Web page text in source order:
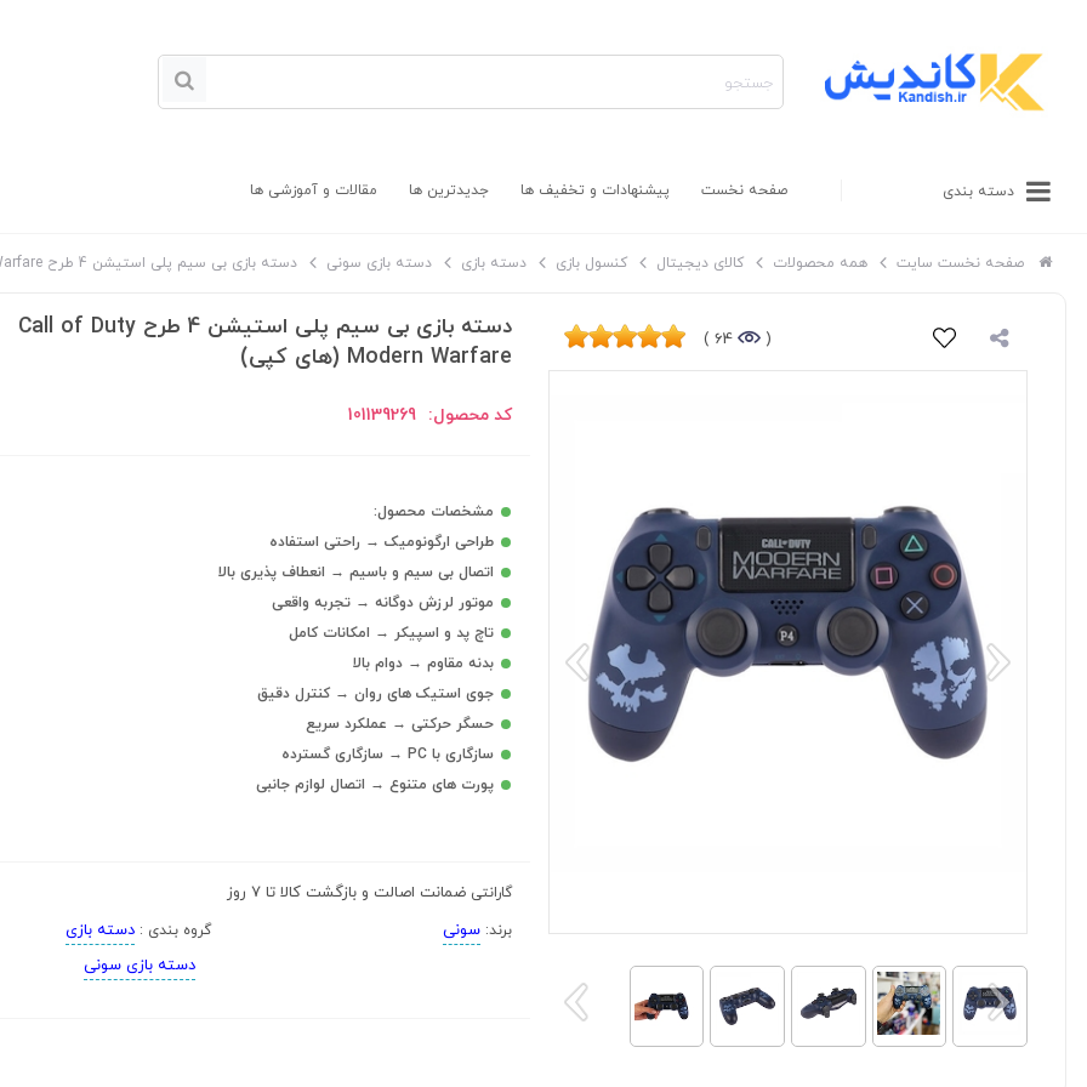
دسته بندی صفحه نخست پیشنهادات و تخفیف ها جدیدترین ها مقالات و آموزشی ها
صفحه نخست سایت همه محصولات کالای دیجیتال کنسول بازی دسته بازی دسته بازی سونی دسته بازی بی سیم پلی استیشن 4 طرح Call of Duty Modern Warfare (های کپی)
(
64 )
دسته بازی بی سیم پلی استیشن 4 طرح Call of Duty
Modern Warfare (های کپی)
کد محصول: 101139269
مشخصات محصول:
طراحی ارگونومیک → راحتی استفاده
اتصال بی سیم و باسیم → انعطاف پذیری بالا
موتور لرزش دوگانه → تجربه واقعی
تاچ پد و اسپیکر → امکانات کامل
بدنه مقاوم → دوام بالا
جوی استیک های روان → کنترل دقیق
حسگر حرکتی → عملکرد سریع
سازگاری با PC → سازگاری گسترده
پورت های متنوع → اتصال لوازم جانبی
گارانتی ضمانت اصالت و بازگشت کالا تا 7 روز
برند:سونی گروه بندی :دسته بازی
دسته بازی سونی